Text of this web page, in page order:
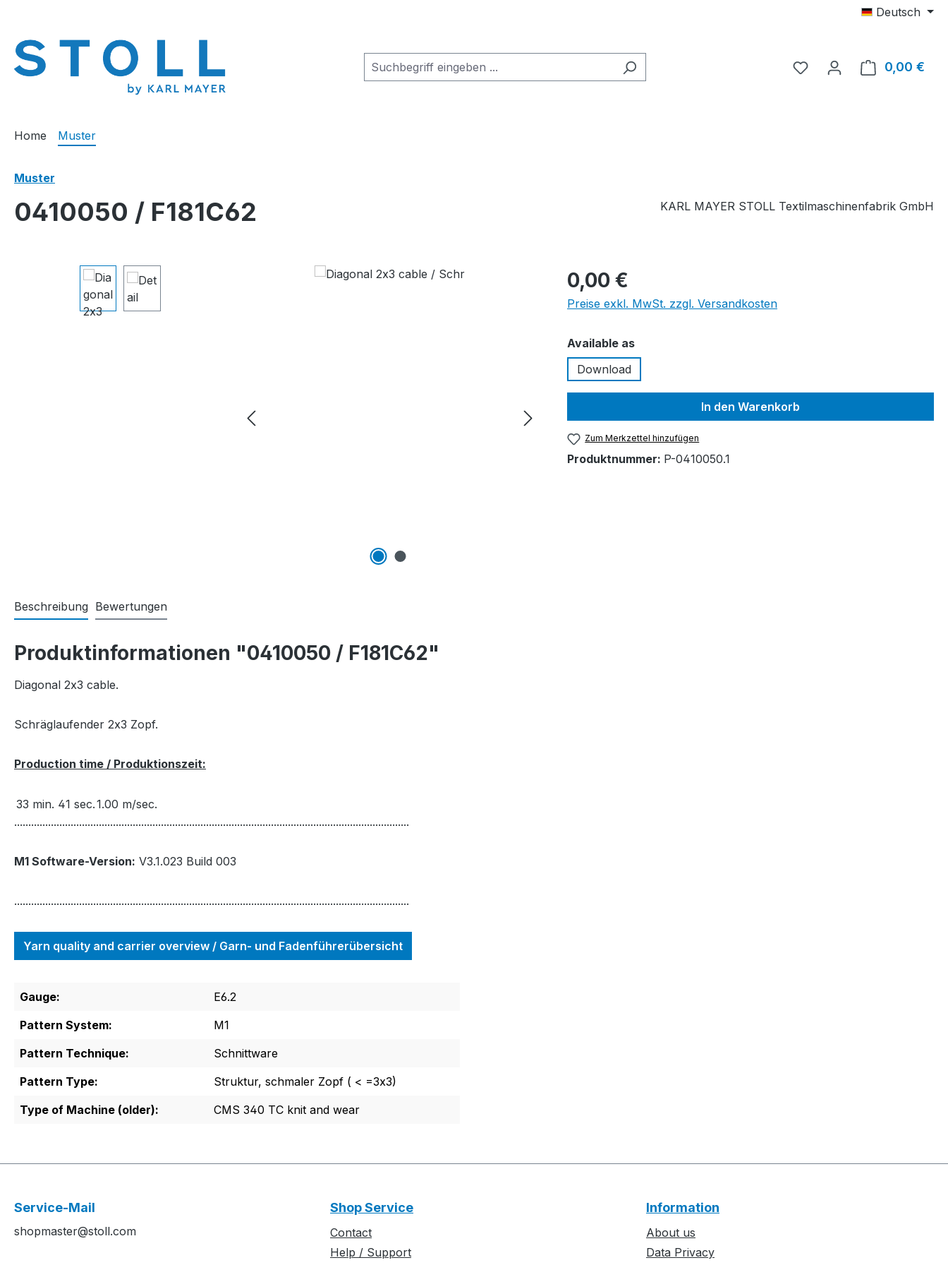
Deutsch
Du hast 0 Produkte auf
0,00 €
Home Muster
Muster
0410050 / F181C62 KARL MAYER STOLL Textilmaschinenfabrik GmbH
Bildergalerie überspringen 0,00 €
Preise exkl. MwSt. zzgl. Versandkosten
Available asauswählen
Download
In den Warenkorb
Zum Merkzettel hinzufügen
Produktnummer: P-0410050.1
Beschreibung Bewertungen
Produktinformationen "0410050 / F181C62"
Diagonal 2x3 cable.
Schräglaufender 2x3 Zopf.
Production time / Produktionszeit:
33 min. 41 sec.1.00 m/sec.
............................................................................................................................................
M1 Software-Version: V3.1.023 Build 003
............................................................................................................................................
Yarn quality and carrier overview / Garn- und Fadenführerübersicht
Gauge:
E6.2
Pattern System:
M1
Pattern Technique:
Schnittware
Pattern Type:
Struktur, schmaler Zopf ( < =3x3)
Type of Machine (older):
CMS 340 TC knit and wear
Service-Mail
shopmaster@stoll.com
Shop Service
Contact
Help / Support
Information
About us
Data Privacy